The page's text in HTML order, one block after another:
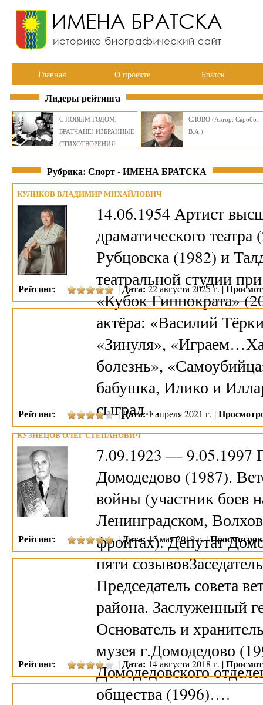
Главная О проекте Братск
Лидеры рейтинга
С НОВЫМ ГОДОМ,
БРАТЧАНЕ! ИЗБРАННЫЕ
СТИХОТВОРЕНИЯ
СЛОВО (Автор: Скробот
В.А.)
Рубрика: Спорт - ИМЕНА БРАТСКА
КУЛИКОВ ВЛАДИМИР МИХАЙЛОВИЧ
14.06.1954 Артист
драматического
Рубцовска (1982) и
театральной студии
«Кубок Гиппократа»
актёра: «Василий
«Зинуля»,
болезнь»,
бабушка, Илико и
сыграл…
Рейтинг: |Дата:22 августа 2025 г. |
КУЗНЕЦОВ ОЛЕГ СТЕПАНОВИЧ
7.09.1923 — 9.05.1997
Домодедово (1987).
войны (участник боев
Ленинградском,
фронтах). Депутат
пяти
Председатель совета
района. Заслуженный
Основатель и
музея г.Домодедово
Домодедовского
общества (1996)….
Рейтинг: |Дата:1 апреля 2021 г. |
Рейтинг: |Дата:15 мая 2019 г. |
Рейтинг: |Дата: 14 августа 2018 г. |